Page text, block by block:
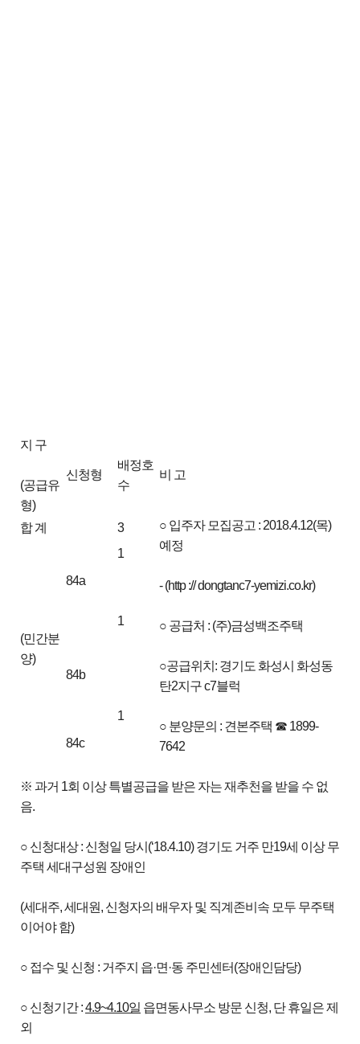
지 구
(공급유
형)
신청형
배정호
수
비 고
합 계 3
○ 입주자 모집공고 : 2018.4.12(목)
예정
- (http :// dongtanc7-yemizi.co.kr)
○ 공급처 : (주)금성백조주택
○공급위치: 경기도 화성시 화성동
탄2지구 c7블럭
○ 분양문의 : 견본주택 ☎ 1899-
7642
(민간분
양)
84a
1
1
84b
1
84c
※ 과거 1회 이상 특별공급을 받은 자는 재추천을 받을 수 없
음.
○ 신청대상 : 신청일 당시(‘18.4.10) 경기도 거주 만19세 이상 무
주택 세대구성원 장애인
(세대주, 세대원, 신청자의 배우자 및 직계존비속 모두 무주택
이어야 함)
○ 접수 및 신청 : 거주지 읍·면·동 주민센터(장애인담당)
○ 신청기간 :4.9~4.10일 읍면동사무소 방문 신청, 단 휴일은 제
외